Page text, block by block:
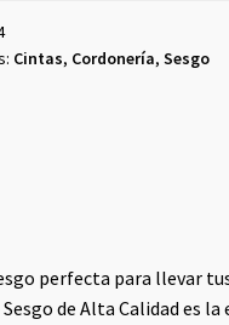
Cintas, Cordonería, Sesgo
perfecta para llevar
de Alta Calidad es